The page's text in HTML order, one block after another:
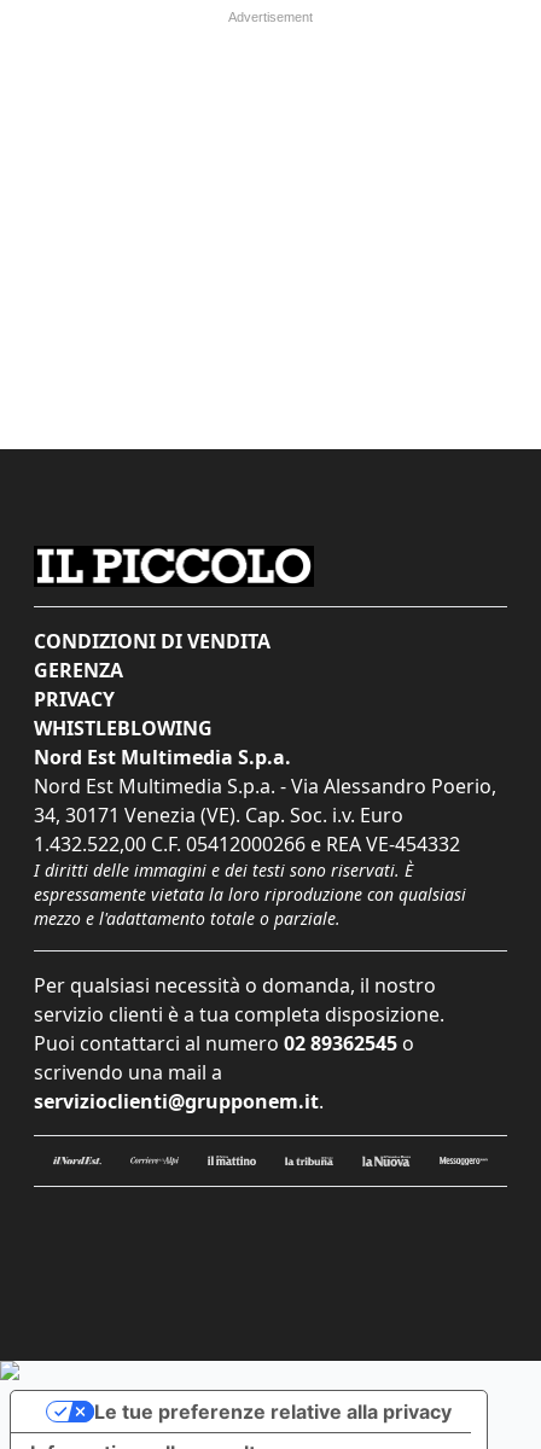
CONDIZIONI DI VENDITA
GERENZA
PRIVACY
WHISTLEBLOWING
Nord Est Multimedia S.p.a.
Nord Est Multimedia S.p.a. - Via Alessandro Poerio,
34, 30171 Venezia (VE). Cap. Soc. i.v. Euro
1.432.522,00 C.F. 05412000266 e REA VE-454332
I diritti delle immagini e dei testi sono riservati. È
espressamente vietata la loro riproduzione con qualsiasi
mezzo e l'adattamento totale o parziale.
Per qualsiasi necessità o domanda, il nostro
servizio clienti è a tua completa disposizione.
Puoi contattarci al numero 02 89362545 o
scrivendo una mail a
servizioclienti@grupponem.it.
Le tue preferenze relative alla privacy